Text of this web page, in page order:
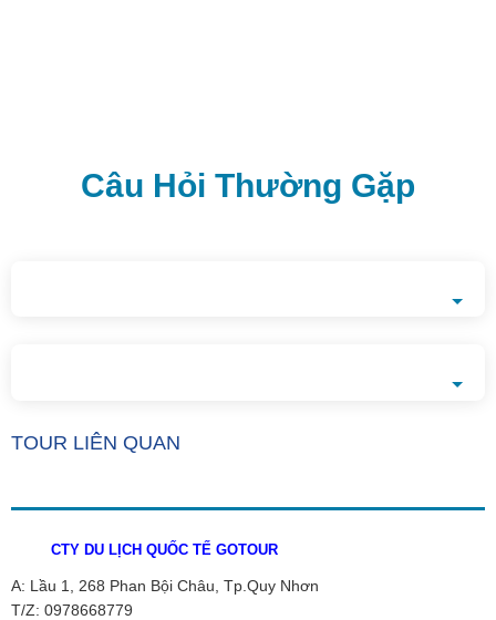
Câu Hỏi Thường Gặp
TOUR LIÊN QUAN
CTY DU LỊCH QUỐC TẾ GOTOUR
A: Lầu 1, 268 Phan Bội Châu, Tp.Quy Nhơn
T/Z: 0978668779